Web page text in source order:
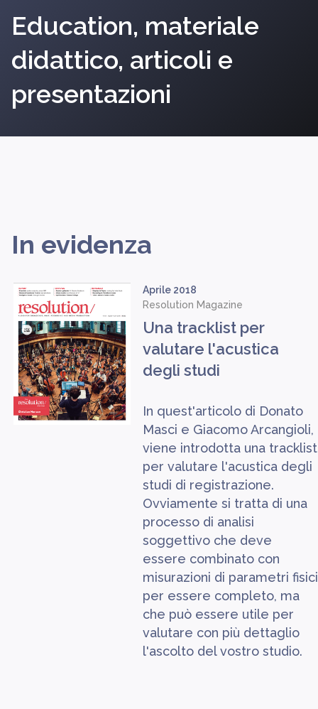
Education, materiale
didattico, articoli e
presentazioni
In evidenza
Aprile 2018
Resolution Magazine
Una tracklist per
valutare l'acustica
degli studi
In quest'articolo di Donato
Masci e Giacomo Arcangioli,
viene introdotta una tracklist
per valutare l'acustica degli
studi di registrazione.
Ovviamente si tratta di una
processo di analisi
soggettivo che deve
essere combinato con
misurazioni di parametri fisici
per essere completo, ma
che può essere utile per
valutare con più dettaglio
l'ascolto del vostro studio.